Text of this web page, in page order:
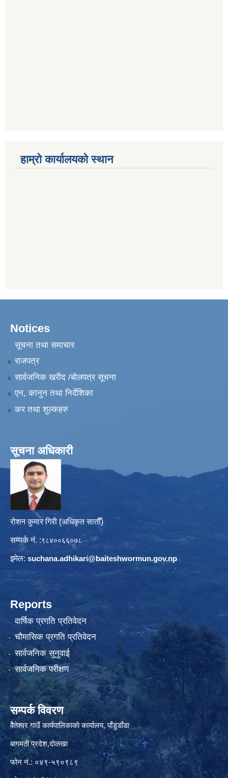
हाम्राे कार्यालयकाे स्थान
Notices
सूचना तथा समाचार
राजपत्र
सार्वजनिक खरीद /बोलपत्र सूचना
एन, कानुन तथा निर्देशिका
कर तथा शुल्कहरु
सूचना अधिकारी
रोशन कुमार गिरी (अधिकृत सातौँ)
सम्पर्क नं. :९८४००६६०७८
इमेल: suchana.adhikari@baiteshwormun.gov.np
Reports
वार्षिक प्रगति प्रतिवेदन
चौमासिक प्रगति प्रतिवेदन
सार्वजनिक सुनुवाई
सार्वजनिक परीक्षण
सम्पर्क विवरण
वैेतेश्वर गाउँ कार्यपालिकाकाे कार्यालय, पाँडुडाँडा
बागमती‌ प्रदेश,दाेलखा
फोन नं.: ०४९-५९०९८९